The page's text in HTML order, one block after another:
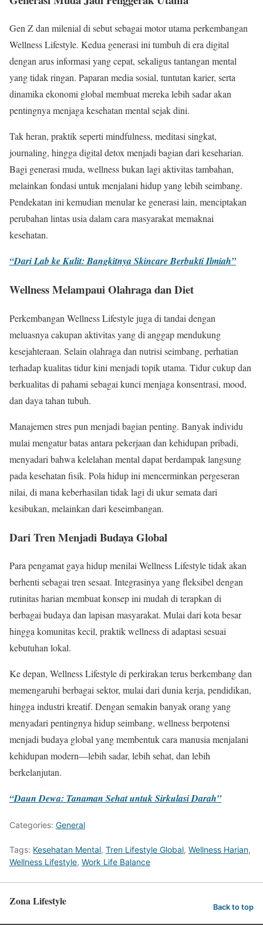
Gen Z dan milenial di sebut sebagai motor utama perkembangan
Wellness Lifestyle. Kedua generasi ini tumbuh di era digital
dengan arus informasi yang cepat, sekaligus tantangan mental
yang tidak ringan. Paparan media sosial, tuntutan karier, serta
dinamika ekonomi global membuat mereka lebih sadar akan
pentingnya menjaga kesehatan mental sejak dini.
Tak heran, praktik seperti mindfulness, meditasi singkat,
journaling, hingga digital detox menjadi bagian dari keseharian.
Bagi generasi muda, wellness bukan lagi aktivitas tambahan,
melainkan fondasi untuk menjalani hidup yang lebih seimbang.
Pendekatan ini kemudian menular ke generasi lain, menciptakan
perubahan lintas usia dalam cara masyarakat memaknai
kesehatan.
“Dari Lab ke Kulit: Bangkitnya Skincare Berbukti Ilmiah”
Wellness Melampaui Olahraga dan Diet
Perkembangan Wellness Lifestyle juga di tandai dengan
meluasnya cakupan aktivitas yang di anggap mendukung
kesejahteraan. Selain olahraga dan nutrisi seimbang, perhatian
terhadap kualitas tidur kini menjadi topik utama. Tidur cukup dan
berkualitas di pahami sebagai kunci menjaga konsentrasi, mood,
dan daya tahan tubuh.
Manajemen stres pun menjadi bagian penting. Banyak individu
mulai mengatur batas antara pekerjaan dan kehidupan pribadi,
menyadari bahwa kelelahan mental dapat berdampak langsung
pada kesehatan fisik. Pola hidup ini mencerminkan pergeseran
nilai, di mana keberhasilan tidak lagi di ukur semata dari
kesibukan, melainkan dari keseimbangan.
Dari Tren Menjadi Budaya Global
Para pengamat gaya hidup menilai Wellness Lifestyle tidak akan
berhenti sebagai tren sesaat. Integrasinya yang fleksibel dengan
rutinitas harian membuat konsep ini mudah di terapkan di
berbagai budaya dan lapisan masyarakat. Mulai dari kota besar
hingga komunitas kecil, praktik wellness di adaptasi sesuai
kebutuhan lokal.
Ke depan, Wellness Lifestyle di perkirakan terus berkembang dan
memengaruhi berbagai sektor, mulai dari dunia kerja, pendidikan,
hingga industri kreatif. Dengan semakin banyak orang yang
menyadari pentingnya hidup seimbang, wellness berpotensi
menjadi budaya global yang membentuk cara manusia menjalani
kehidupan modern—lebih sadar, lebih sehat, dan lebih
berkelanjutan.
“Daun Dewa: Tanaman Sehat untuk Sirkulasi Darah”
Categories: General
Tags: Kesehatan Mental, Tren Lifestyle Global, Wellness Harian,
Wellness Lifestyle, Work Life Balance
Zona Lifestyle Back to top